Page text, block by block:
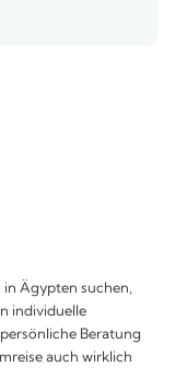
Ägypten suchen,
individuelle
Beratung
auch wirklich